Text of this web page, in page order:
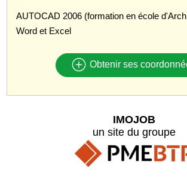
AUTOCAD 2006 (formation en école
Word et Excel
Obtenir ses
IMOJOB
un site du groupe